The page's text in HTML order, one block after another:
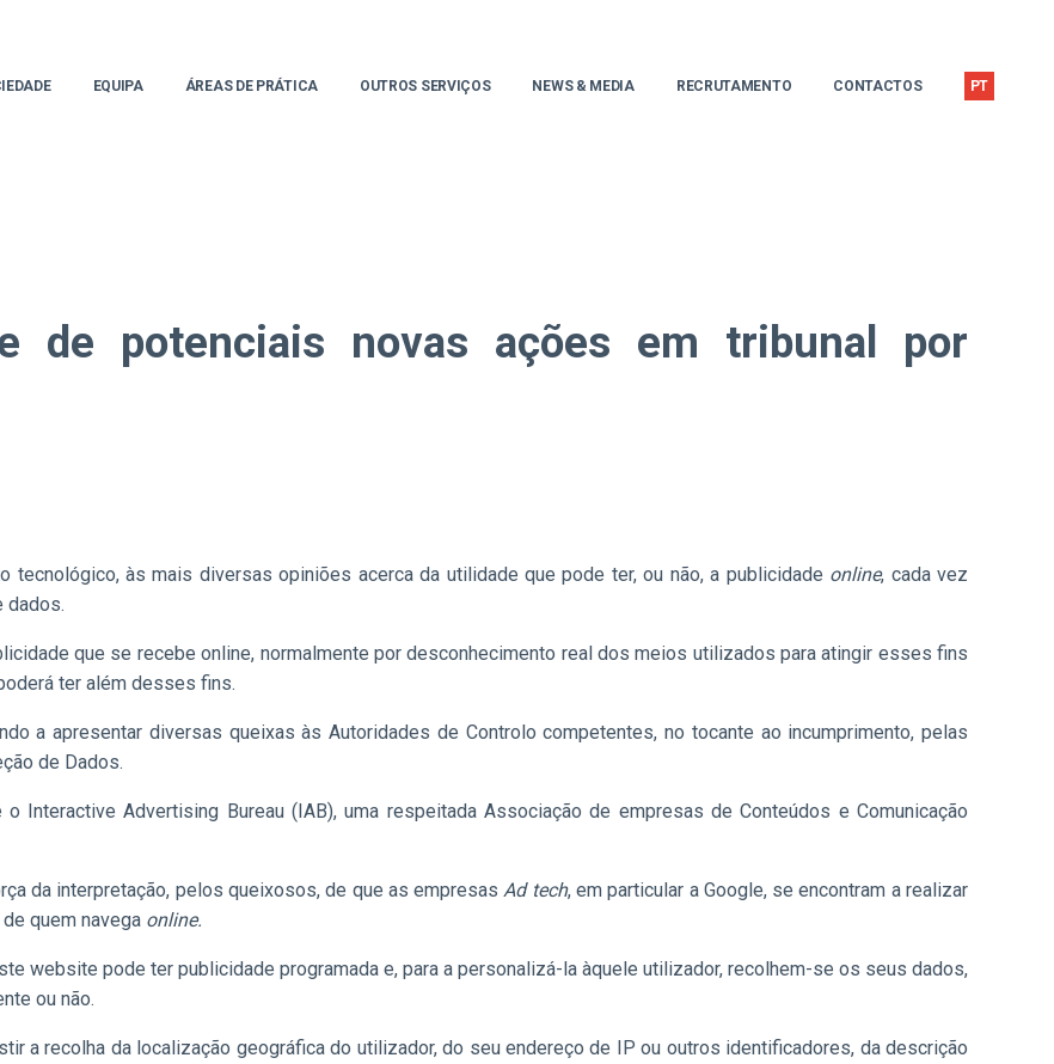
EQUIPA ÁREAS DE PRÁTICA OUTROS SERVIÇOS NEWS & MEDIA RECRUTAMENTO CONTACTOS PT
de potenciais novas ações em tribunal por
às mais diversas opiniões acerca da utilidade que pode ter, ou não, a publicidade online, cada vez
dados.
que se recebe online, normalmente por desconhecimento real dos meios utilizados para atingir esses fins
ter além desses fins.
a apresentar diversas queixas às Autoridades de Controlo competentes, no tocante ao incumprimento, pelas
de Dados.
Interactive Advertising Bureau (IAB), uma respeitada Associação de empresas de Conteúdos e Comunicação
da interpretação, pelos queixosos, de que as empresas Ad tech, em particular a Google, se encontram a realizar
quem navega online.
website pode ter publicidade programada e, para a personalizá-la àquele utilizador, recolhem-se os seus dados,
ou não.
a recolha da localização geográfica do utilizador, do seu endereço de IP ou outros identificadores, da descrição